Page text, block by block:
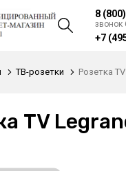
8
звонок
+7
ТВ-розетки Розетка
TV